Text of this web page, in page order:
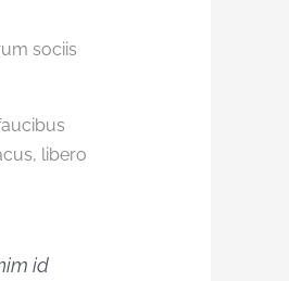
sociis
libero
id